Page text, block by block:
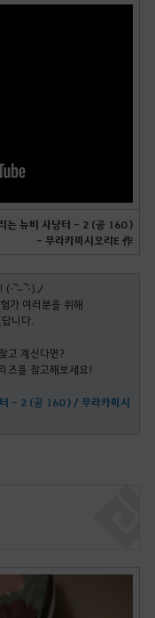
는 뉴비 사냥터 - 2 (공 160 )
- 무라카미시오리E 作
ノ
가 여러분을 위해
니다.
고 계신다면?
즈를 참고해보세요!
- 2 (공 160 ) / 무라카미시